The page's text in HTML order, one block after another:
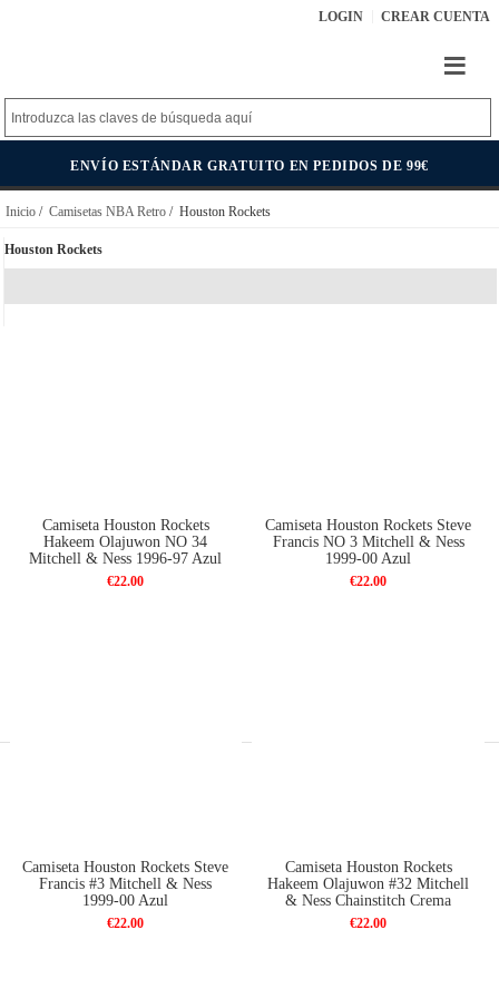
LOGIN CREAR CUENTA
ENVÍO ESTÁNDAR GRATUITO EN PEDIDOS DE 99€
Inicio / Camisetas NBA Retro / Houston Rockets
Houston Rockets
Camiseta Houston Rockets
Hakeem Olajuwon NO 34
Mitchell & Ness 1996-97 Azul
€22.00
Camiseta Houston Rockets Steve
Francis NO 3 Mitchell & Ness
1999-00 Azul
€22.00
Camiseta Houston Rockets Steve
Francis #3 Mitchell & Ness
1999-00 Azul
€22.00
Camiseta Houston Rockets
Hakeem Olajuwon #32 Mitchell
& Ness Chainstitch Crema
€22.00